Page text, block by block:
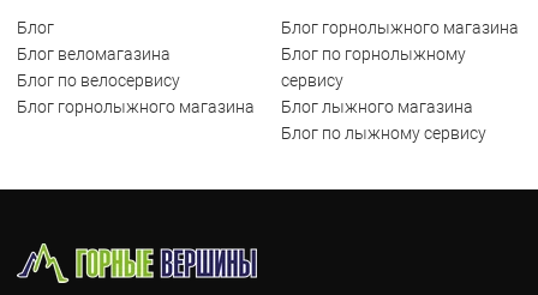
Блог
Блог веломагазина
Блог по велосервису
Блог горнолыжного магазина
Блог горнолыжного магазина
Блог по горнолыжному
сервису
Блог лыжного магазина
Блог по лыжному сервису